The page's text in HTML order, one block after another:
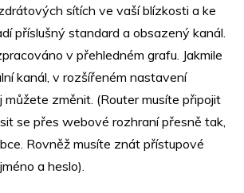
sítích ve vaší blízkosti a ke
příslušný standard a obsazený kanál.
v přehledném grafu. Jakmile
kanál, v rozšířeném nastavení
můžete změnit. (Router musíte připojit
se přes webové rozhraní přesně tak,
Rovněž musíte znát přístupové
a heslo).